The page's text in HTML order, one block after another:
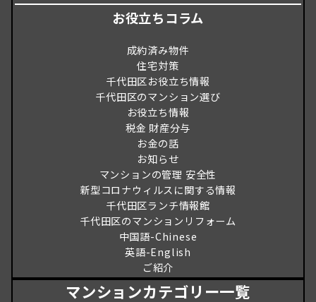
お役立ちコラム
成約済み物件
住宅対策
千代田区お役立ち情報
千代田区のマンション選び
お役立ち情報
税金 財産分与
お金の話
お知らせ
マンションの管理 安全性
新型コロナウィルスに関する情報
千代田区ランチ情報館
千代田区のマンションリフォーム
中国語-Chinese
英語-English
ご紹介
マンションカテゴリー一覧